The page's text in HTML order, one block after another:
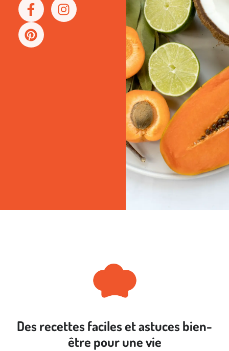
Des recettes faciles et astuces bien-
être pour une vie